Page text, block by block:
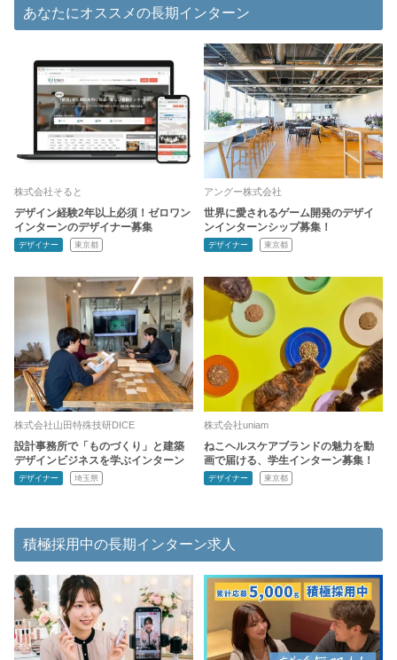
あなたにオススメの長期インターン
株式会社そると
デザイン経験2年以上必須！ゼロワン
インターンのデザイナー募集
デザイナー 東京都
アングー株式会社
世界に愛されるゲーム開発のデザイ
ンインターンシップ募集！
デザイナー 東京都
株式会社山田特殊技研DICE
設計事務所で「ものづくり」と建築
デザインビジネスを学ぶインターン
デザイナー 埼玉県
株式会社uniam
ねこヘルスケアブランドの魅力を動
画で届ける、学生インターン募集！
デザイナー 東京都
積極採用中の長期インターン求人